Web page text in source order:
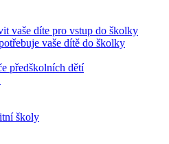
vaše díte pro vstup do školky
vaše dítě do školky
předškolních dětí
školy